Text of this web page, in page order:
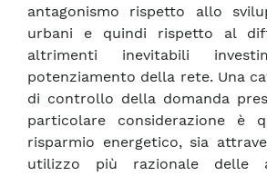
antagonismo rispetto allo
urbani e quindi rispetto al
altrimenti inevitabili
potenziamento della rete. Una
di controllo della domanda
particolare considerazione è
risparmio energetico, sia
utilizzo più razionale delle